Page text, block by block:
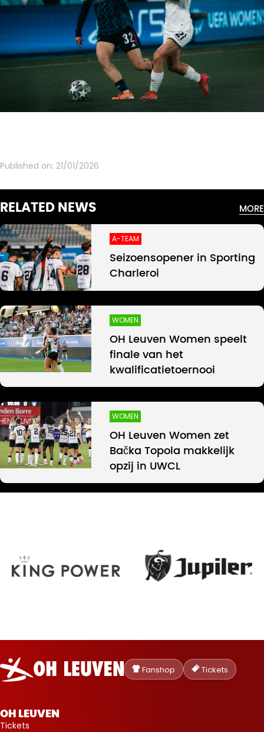
Published on: 21/01/2026
RELATED NEWS MORE
A-TEAM
Seizoensopener in Sporting
Charleroi
WOMEN
OH Leuven Women speelt
finale van het
kwalificatietoernooi
WOMEN
OH Leuven Women zet
Bačka Topola makkelijk
opzij in UWCL
Oud-
Heverlee
Leuven
Fanshop Tickets
OH LEUVEN
Tickets